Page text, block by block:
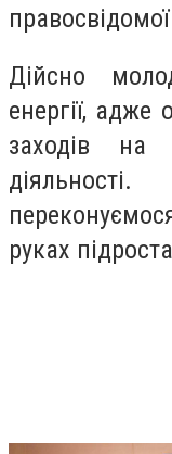
Дійсно
енергії,
заходів на
руках